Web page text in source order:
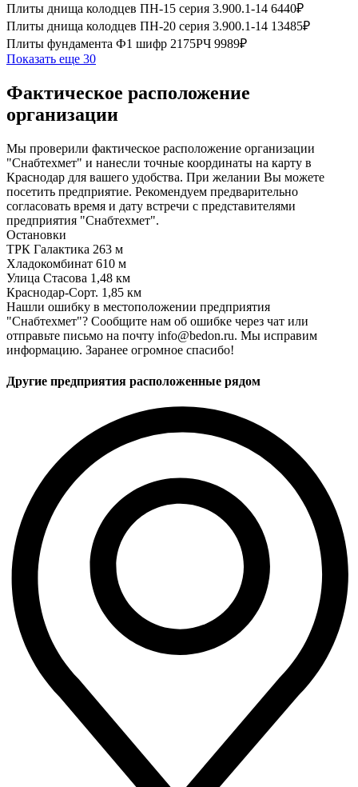
Плиты днища колодцев ПН-15 серия 3.900.1-14 6440₽
Плиты днища колодцев ПН-20 серия 3.900.1-14 13485₽
Плиты фундамента Ф1 шифр 2175РЧ 9989₽
Показать еще 30
Фактическое расположение
организации
Мы проверили фактическое расположение организации
"Снабтехмет" и нанесли точные координаты на карту в
Краснодар для вашего удобства. При желании Вы можете
посетить предприятие. Рекомендуем предварительно
согласовать время и дату встречи с представителями
предприятия "Снабтехмет".
Остановки
ТРК Галактика 263 м
Хладокомбинат 610 м
Улица Стасова 1,48 км
Краснодар-Сорт. 1,85 км
Нашли ошибку в местоположении предприятия
"Снабтехмет"? Сообщите нам об ошибке через чат или
отправьте письмо на почту info@bedon.ru. Мы исправим
информацию. Заранее огромное спасибо!
Другие предприятия расположенные рядом